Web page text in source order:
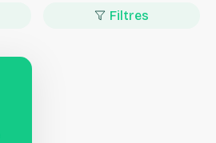
Filtres